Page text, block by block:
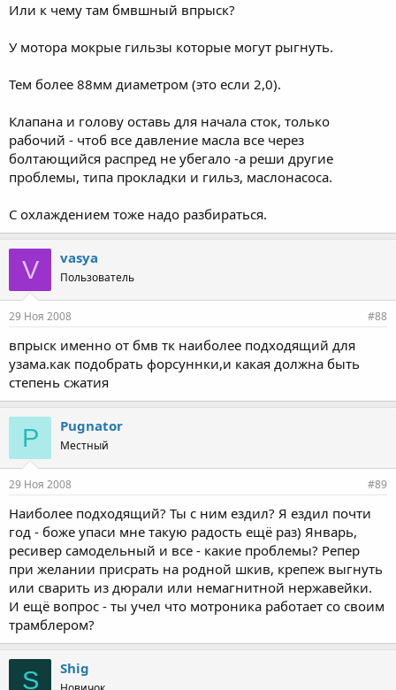
Или к чему там бмвшный впрыск?
У мотора мокрые гильзы которые могут рыгнуть.
Тем более 88мм диаметром (это если 2,0).
Клапана и голову оставь для начала сток, только
рабочий - чтоб все давление масла все через
болтающийся распред не убегало -а реши другие
проблемы, типа прокладки и гильз, маслонасоса.
С охлаждением тоже надо разбираться.
V vasya
Пользователь
29 Ноя 2008 #88
впрыск именно от бмв тк наиболее подходящий для
узама.как подобрать форсуннки,и какая должна быть
степень сжатия
P Pugnator
Местный
29 Ноя 2008 #89
Наиболее подходящий? Ты с ним ездил? Я ездил почти
год - боже упаси мне такую радость ещё раз) Январь,
ресивер самодельный и все - какие проблемы? Репер
при желании присрать на родной шкив, крепеж выгнуть
или сварить из дюрали или немагнитной нержавейки.
И ещё вопрос - ты учел что мотроника работает со своим
трамблером?
S Shig